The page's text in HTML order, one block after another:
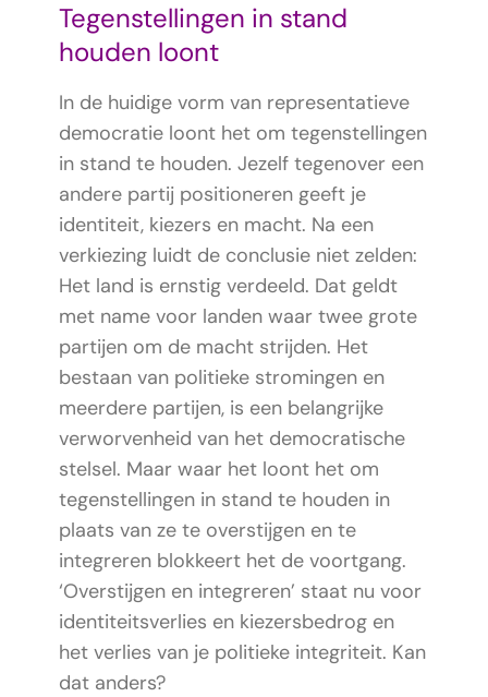
Tegenstellingen in stand
houden loont
In de huidige vorm van representatieve
democratie loont het om tegenstellingen
in stand te houden. Jezelf tegenover een
andere partij positioneren geeft je
identiteit, kiezers en macht. Na een
verkiezing luidt de conclusie niet zelden:
Het land is ernstig verdeeld. Dat geldt
met name voor landen waar twee grote
partijen om de macht strijden. Het
bestaan van politieke stromingen en
meerdere partijen, is een belangrijke
verworvenheid van het democratische
stelsel. Maar waar het loont het om
tegenstellingen in stand te houden in
plaats van ze te overstijgen en te
integreren blokkeert het de voortgang.
‘Overstijgen en integreren’ staat nu voor
identiteitsverlies en kiezersbedrog en
het verlies van je politieke integriteit. Kan
dat anders?